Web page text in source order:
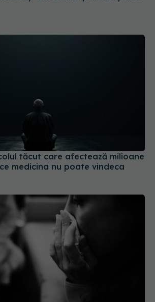
medicina nu poate vindeca
să nu i le spui unei persoane
care pot răni fără să îți dai